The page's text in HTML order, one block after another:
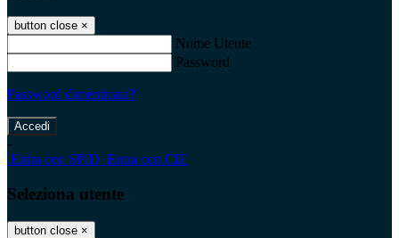
button close ×
Nome Utente
Password
Password dimenticata?
-
Entra con SPID Entra con CIE
Seleziona utente
button close ×